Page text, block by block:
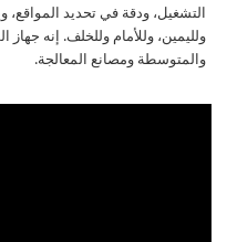
التشغيل، ودقة في تحديد المواقع،
ولليمين، وللأمام وللخلف. إنه جهاز
والمتوسطة ومصانع المعالجة.